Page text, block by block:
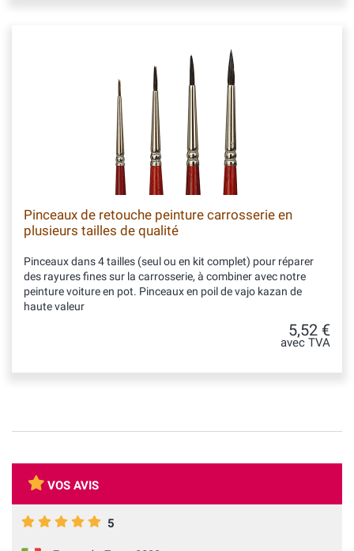
Pinceaux de retouche peinture carrosserie en
plusieurs tailles de qualité
Pinceaux dans 4 tailles (seul ou en kit complet) pour réparer
des rayures fines sur la carrosserie, à combiner avec notre
peinture voiture en pot. Pinceaux en poil de vajo kazan de
haute valeur
5,52 €
avec TVA
VOS AVIS
5